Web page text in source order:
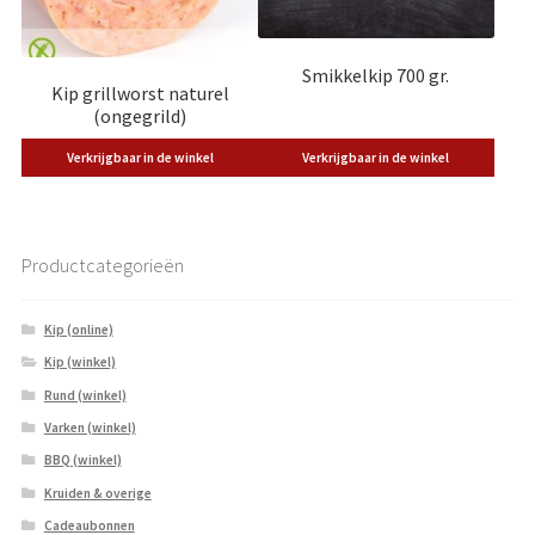
Kip grillworst naturel
(ongegrild)
Verkrijgbaar in de winkel
Smikkelkip 700 gr.
Verkrijgbaar in de winkel
Productcategorieën
Kip (online)
Kip (winkel)
Rund (winkel)
Varken (winkel)
BBQ (winkel)
Kruiden & overige
Cadeaubonnen